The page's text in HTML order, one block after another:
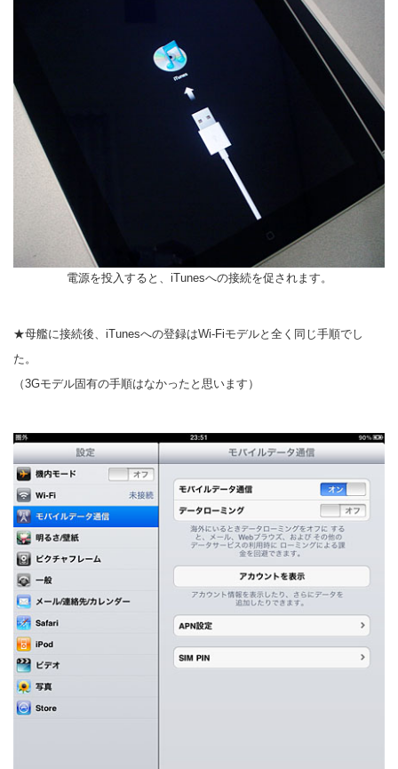
電源を投入すると、iTunesへの接続を促されます。
★母艦に接続後、iTunesへの登録はWi-Fiモデルと全く同じ手順でし
た。
（3Gモデル固有の手順はなかったと思います）